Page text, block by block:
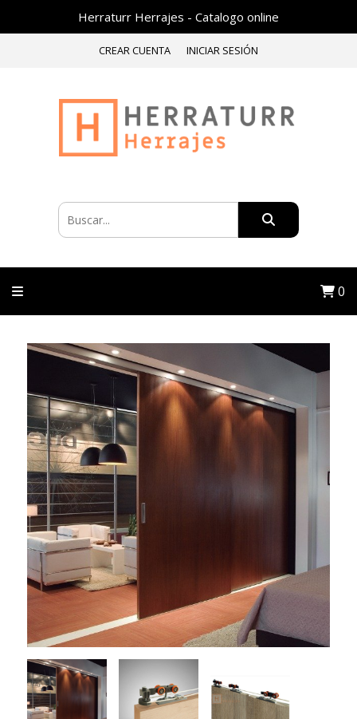
Herraturr Herrajes - Catalogo online
CREAR CUENTA INICIAR SESIÓN
0